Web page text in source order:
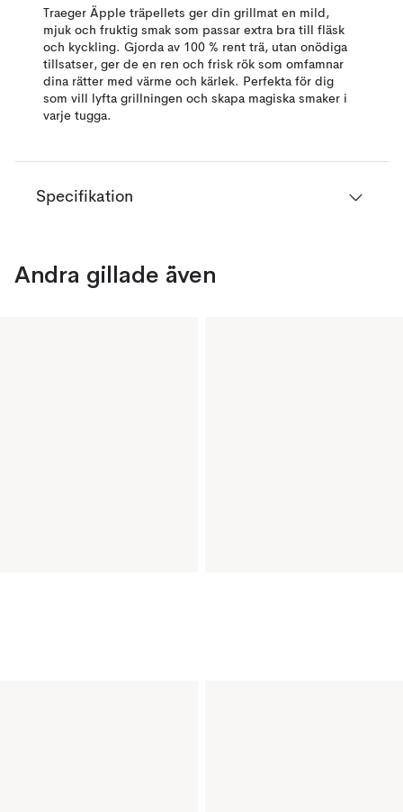
Traeger Äpple träpellets ger din grillmat en mild,
mjuk och fruktig smak som passar extra bra till fläsk
och kyckling. Gjorda av 100 % rent trä, utan onödiga
tillsatser, ger de en ren och frisk rök som omfamnar
dina rätter med värme och kärlek. Perfekta för dig
som vill lyfta grillningen och skapa magiska smaker i
varje tugga.
Specifikation
Andra gillade även